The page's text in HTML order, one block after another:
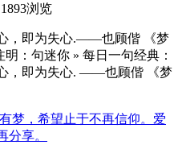
1893浏览
，即为失心.——也顾偕 《梦
：句迷你 » 每日一句经典：
，即为失心. ——也顾偕 《梦